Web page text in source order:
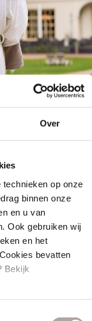
Over
op onze
binnen onze
en u van
Ook gebruiken wij
en het
bevatten
Bekijk